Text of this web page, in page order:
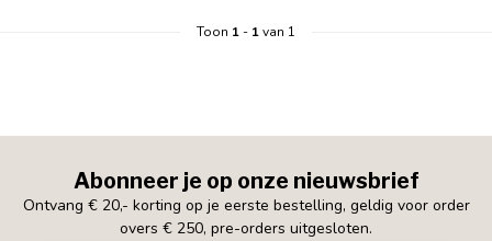
Toon 1- 1van 1
Abonneer je op onze nieuwsbrief
Ontvang € 20,- korting op je eerste bestelling, geldig voor order
overs € 250, pre-orders uitgesloten.